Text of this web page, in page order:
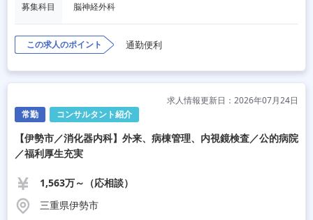
募集科目 脳神経外科
この求人のポイント 通勤便利
常勤 コンサルタント紹介
求人情報更新日：2026年07月24日
【伊勢市／消化器内科】外来、病棟管理、内視鏡検査／公的病院
／福利厚生充実
1,563万～（応相談）
三重県伊勢市